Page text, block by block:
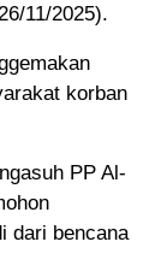
11/2025).
korban
PP Al-
dari bencana